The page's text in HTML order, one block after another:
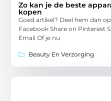
Zo kan je de beste
kopen
Goed artikel? Deel hem dan
Facebook Share on Pinterest
Email Of je nu
Beauty En Verzorging